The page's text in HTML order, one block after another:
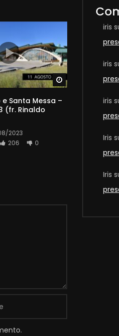
Watch Later
Santa Messa –
(fr. Rinaldo
2023
206 0
iris
iris
iris
Iris
Iris